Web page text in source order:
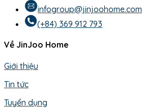
infogroup@jinjoohome.com
(+84) 369 912 793
Về JinJoo Home
Giới thiệu
Tin tức
Tuyển dụng